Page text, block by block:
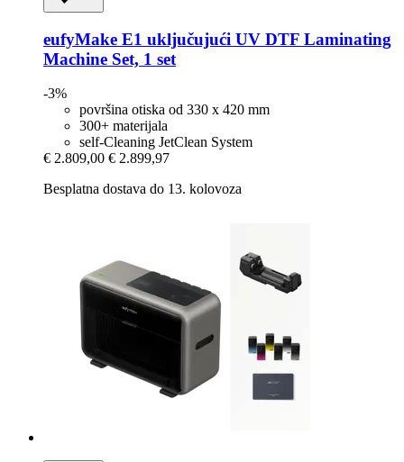
eufyMake E1 uključujući UV DTF Laminating
Machine Set, 1 set
-3%
površina otiska od 330 x 420 mm
300+ materijala
self-Cleaning JetClean System
€ 2.809,00 € 2.899,97
Besplatna dostava do 13. kolovoza